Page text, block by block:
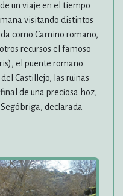
un viaje en el tiempo
visitando distintos
como Camino romano,
recursos el famoso
el puente romano
Castillejo, las ruinas
de una preciosa hoz,
declarada